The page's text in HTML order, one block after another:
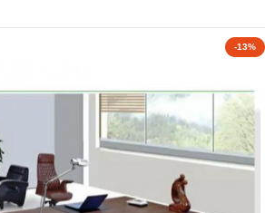
-13%